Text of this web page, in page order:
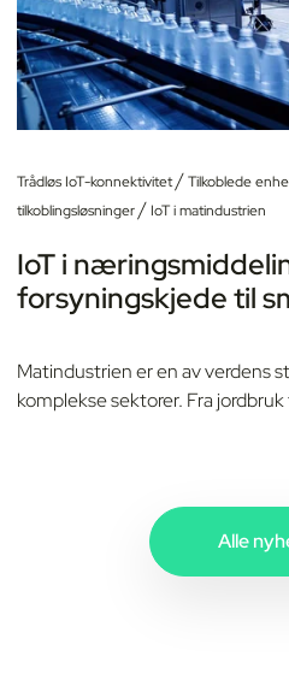
Trådløs IoT-konnektivitet/Tilkoblede
tilkoblingsløsninger/ IoT i matindustrien
IoT i
forsyningskjede til
Matindustrien er en av verdens
komplekse sektorer. Fra jordbruk
Alle